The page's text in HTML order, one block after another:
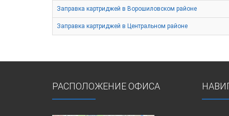
Заправка картриджей в Ворошиловском районе
Заправка картриджей в Центральном районе
РАСПОЛОЖЕНИЕ ОФИСА